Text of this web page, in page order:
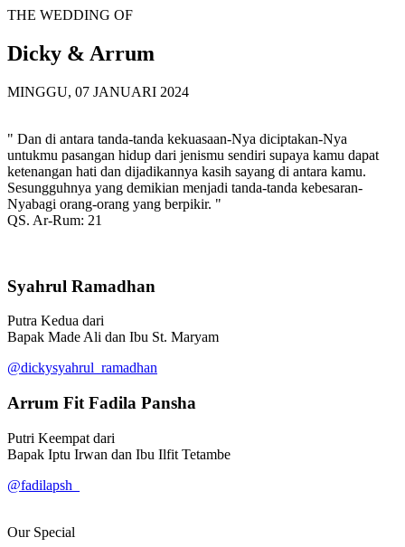
THE WEDDING OF
Dicky & Arrum
MINGGU, 07 JANUARI 2024
" Dan di antara tanda-tanda kekuasaan-Nya diciptakan-Nya
untukmu pasangan hidup dari jenismu sendiri supaya kamu dapat
ketenangan hati dan dijadikannya kasih sayang di antara kamu.
Sesungguhnya yang demikian menjadi tanda-tanda kebesaran-
Nyabagi orang-orang yang berpikir. "
QS. Ar-Rum: 21
Syahrul Ramadhan
Putra Kedua dari
Bapak Made Ali dan Ibu St. Maryam
@dickysyahrul_ramadhan
Arrum Fit Fadila Pansha
Putri Keempat dari
Bapak Iptu Irwan dan Ibu Ilfit Tetambe
@fadilapsh_
Our Special